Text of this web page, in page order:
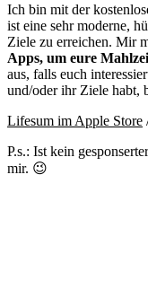
Ich bin mit der
ist eine sehr moderne,
Ziele zu erreichen. Mir
Apps, um eure
aus, falls euch
und/oder ihr Ziele habt,
Lifesum im Apple Store
P.s.: Ist kein
mir. 😉